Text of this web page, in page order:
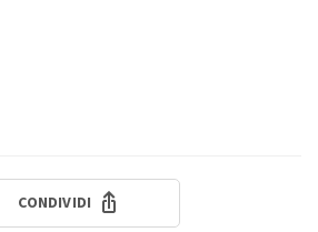
CONDIVIDI